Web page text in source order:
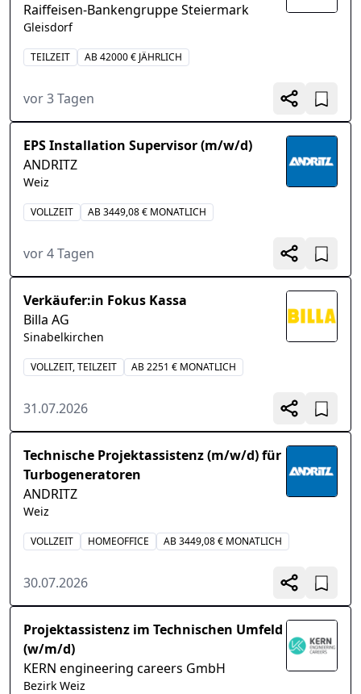
Raiffeisen-Bankengruppe Steiermark
Gleisdorf
TEILZEIT AB 42000 € JÄHRLICH
vor 3 Tagen
EPS Installation Supervisor (m/w/d)
ANDRITZ
Weiz
VOLLZEIT AB 3449,08 € MONATLICH
vor 4 Tagen
Verkäufer:in Fokus Kassa
Billa AG
Sinabelkirchen
VOLLZEIT, TEILZEIT AB 2251 € MONATLICH
31.07.2026
Technische Projektassistenz (m/w/d) für
Turbogeneratoren
ANDRITZ
Weiz
VOLLZEIT HOMEOFFICE AB 3449,08 € MONATLICH
30.07.2026
Projektassistenz im Technischen Umfeld
(w/m/d)
KERN engineering careers GmbH
Bezirk Weiz